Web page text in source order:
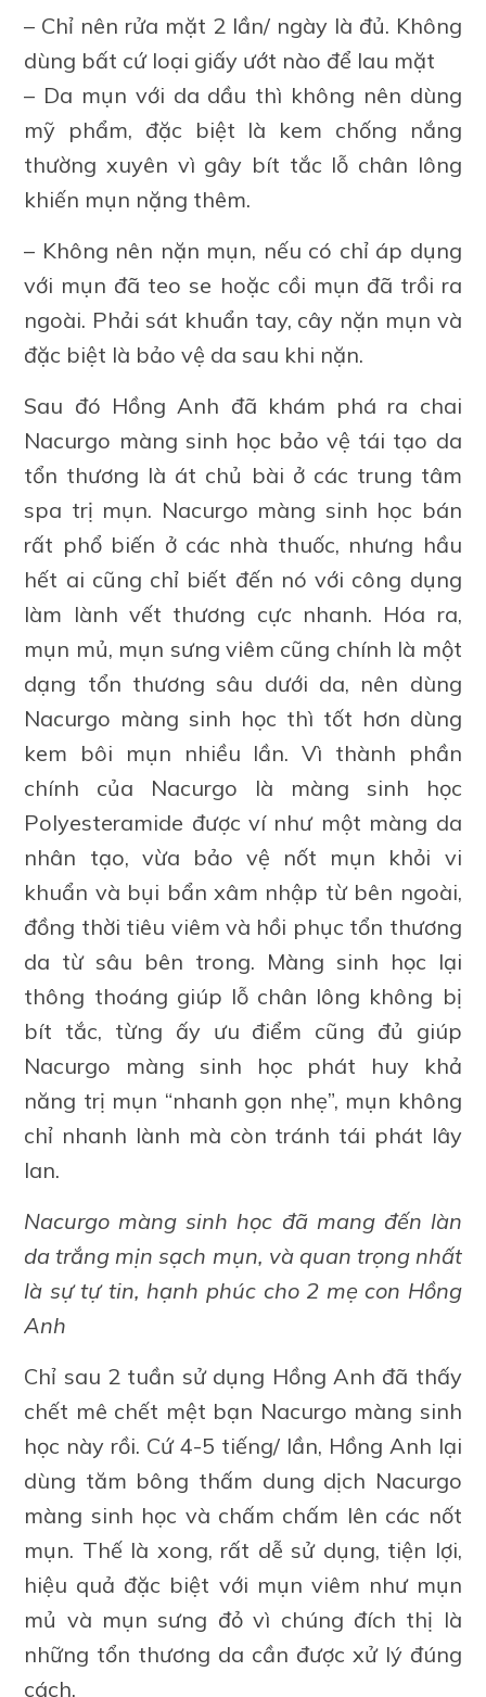
– Chỉ nên rửa mặt 2 lần/ ngày là đủ. Không
dùng bất cứ loại giấy ướt nào để lau mặt
– Da mụn với da dầu thì không nên dùng
mỹ phẩm, đặc biệt là kem chống nắng
thường xuyên vì gây bít tắc lỗ chân lông
khiến mụn nặng thêm.
– Không nên nặn mụn, nếu có chỉ áp dụng
với mụn đã teo se hoặc cồi mụn đã trồi ra
ngoài. Phải sát khuẩn tay, cây nặn mụn và
đặc biệt là bảo vệ da sau khi nặn.
Sau đó Hồng Anh đã khám phá ra chai
Nacurgo màng sinh học bảo vệ tái tạo da
tổn thương là át chủ bài ở các trung tâm
spa trị mụn. Nacurgo màng sinh học bán
rất phổ biến ở các nhà thuốc, nhưng hầu
hết ai cũng chỉ biết đến nó với công dụng
làm lành vết thương cực nhanh. Hóa ra,
mụn mủ, mụn sưng viêm cũng chính là một
dạng tổn thương sâu dưới da, nên dùng
Nacurgo màng sinh học thì tốt hơn dùng
kem bôi mụn nhiều lần. Vì thành phần
chính của Nacurgo là màng sinh học
Polyesteramide được ví như một màng da
nhân tạo, vừa bảo vệ nốt mụn khỏi vi
khuẩn và bụi bẩn xâm nhập từ bên ngoài,
đồng thời tiêu viêm và hồi phục tổn thương
da từ sâu bên trong. Màng sinh học lại
thông thoáng giúp lỗ chân lông không bị
bít tắc, từng ấy ưu điểm cũng đủ giúp
Nacurgo màng sinh học phát huy khả
năng trị mụn “nhanh gọn nhẹ”, mụn không
chỉ nhanh lành mà còn tránh tái phát lây
lan.
Nacurgo màng sinh học đã mang đến làn
da trắng mịn sạch mụn, và quan trọng nhất
là sự tự tin, hạnh phúc cho 2 mẹ con Hồng
Anh
Chỉ sau 2 tuần sử dụng Hồng Anh đã thấy
chết mê chết mệt bạn Nacurgo màng sinh
học này rồi. Cứ 4-5 tiếng/ lần, Hồng Anh lại
dùng tăm bông thấm dung dịch Nacurgo
màng sinh học và chấm chấm lên các nốt
mụn. Thế là xong, rất dễ sử dụng, tiện lợi,
hiệu quả đặc biệt với mụn viêm như mụn
mủ và mụn sưng đỏ vì chúng đích thị là
những tổn thương da cần được xử lý đúng
cách.